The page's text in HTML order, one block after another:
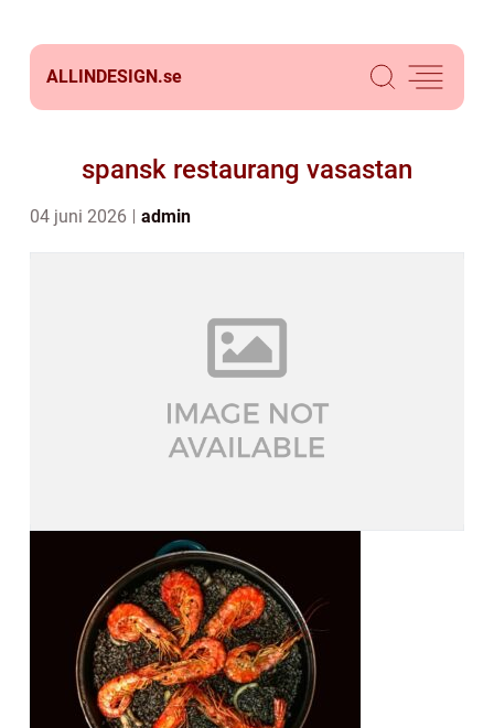
ALLINDESIGN.se
spansk restaurang vasastan
04 juni 2026 admin